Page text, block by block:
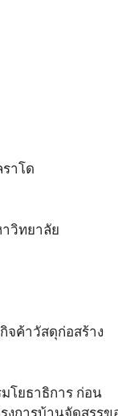
าโด
วิทยาลัย
จค้าวัสดุก่อสร้าง
โยธาธิการ ก่อน